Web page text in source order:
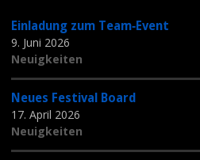
Einladung zum Team‑Event
9. Juni 2026
Neuigkeiten
Neues Festival Board
17. April 2026
Neuigkeiten